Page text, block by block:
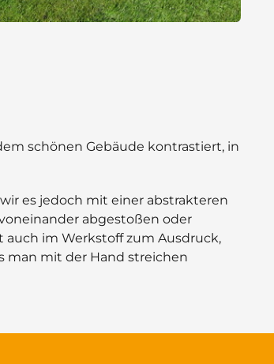
schönen Gebäude kontrastiert, in
es jedoch mit einer abstrakteren
abgestoßen oder
im Werkstoff zum Ausdruck,
man mit der Hand streichen